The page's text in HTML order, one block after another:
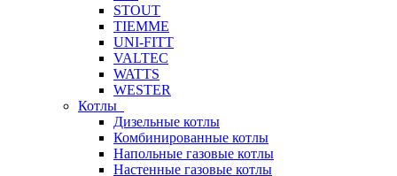
STOUT
TIEMME
UNI-FITT
VALTEC
WATTS
WESTER
Котлы
Дизельные котлы
Комбинированные котлы
Напольные газовые котлы
Настенные газовые котлы